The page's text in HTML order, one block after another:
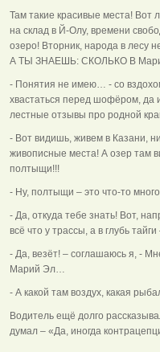
Там такие красивые места! Вот
на склад в Й-Олу, времени
озеро! Вторник, народа в лесу
А ТЫ ЗНАЕШЬ: СКОЛЬКО В
- Понятия не имею… - со
хвастаться перед шофёром, да
лестные отзывы про родной
- Вот видишь, живем в Казани,
живописные места! А озер там
полтыщи!!!
- Ну, полтыщи – это что-то
- Да, откуда тебе знать! Вот,
всё что у трассы, а в глубь
- Да, везёт! – соглашаюсь я, -
Марий Эл…
- А какой там воздух, какая
Водитель ещё долго
думал – «Да, иногда